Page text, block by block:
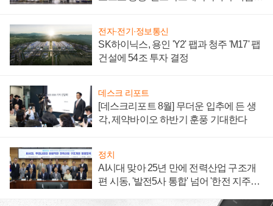
전자·전기·정보통신
SK하이닉스, 용인 'Y2' 팹과 청주 'M17' 팹
건설에 54조 투자 결정
데스크 리포트
[데스크리포트 8월] 무더운 입추에 든 생
각, 제약바이오 하반기 훈풍 기대한다
정치
AI시대 맞아 25년 만에 전력산업 구조개
편 시동, '발전5사 통합' 넘어 '한전 지주사'